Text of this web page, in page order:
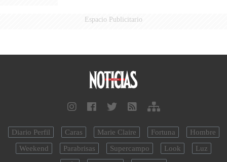
Espacio Publicitario
Diario Perfil Caras Marie Claire Fortuna
Hombre
Weekend
Parabrisas Supercampo Look
Luz